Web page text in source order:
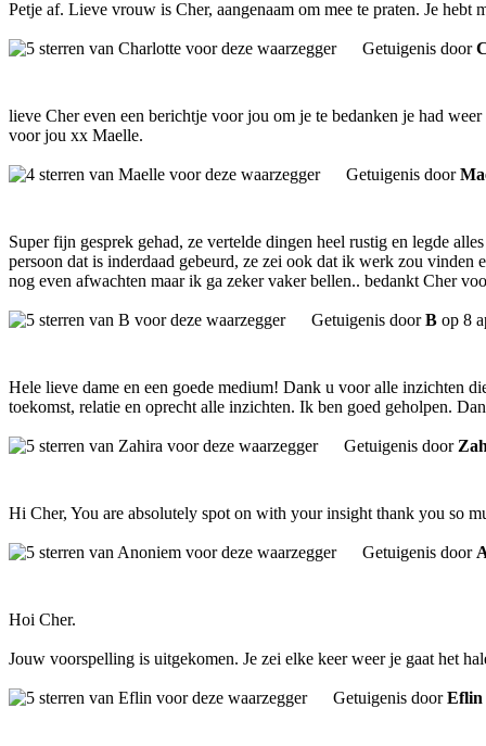
Petje af. Lieve vrouw is Cher, aangenaam om mee te praten. Je
Getuigenis door
lieve Cher even een berichtje voor jou om je te bedanken je had
voor jou xx Maelle.
Getuigenis door
Super fijn gesprek gehad, ze vertelde dingen heel rustig en legde
persoon dat is inderdaad gebeurd, ze zei ook dat ik werk zou
nog even afwachten maar ik ga zeker vaker bellen.. bedankt Cher
Getuigenis doorB op 8
Hele lieve dame en een goede medium! Dank u voor alle inzichten
toekomst, relatie en oprecht alle inzichten. Ik ben goed geholpen.
Getuigenis door
Hi Cher, You are absolutely spot on with your insight thank you so
Getuigenis door
Hoi Cher.
Jouw voorspelling is uitgekomen. Je zei elke keer weer je gaat het
Getuigenis doorEflin